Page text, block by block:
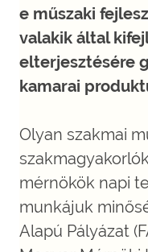
e műszaki
valakik által
elterjesztésére
kamarai
Olyan szakmai
mérnökök napi
munkájuk
Alapú Pályázat